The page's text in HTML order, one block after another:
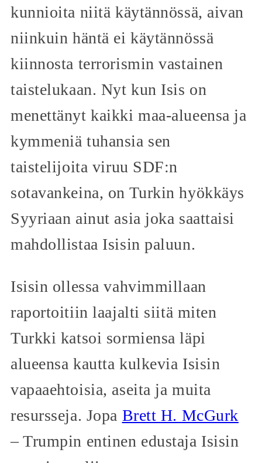
kunnioita niitä käytännössä, aivan
niinkuin häntä ei käytännössä
kiinnosta terrorismin vastainen
taistelukaan. Nyt kun Isis on
menettänyt kaikki maa-alueensa ja
kymmeniä tuhansia sen
taistelijoita viruu SDF:n
sotavankeina, on Turkin hyökkäys
Syyriaan ainut asia joka saattaisi
mahdollistaa Isisin paluun.
Isisin ollessa vahvimmillaan
raportoitiin laajalti siitä miten
Turkki katsoi sormiensa läpi
alueensa kautta kulkevia Isisin
vapaaehtoisia, aseita ja muita
resursseja. Jopa Brett H. McGurk
– Trumpin entinen edustaja Isisin